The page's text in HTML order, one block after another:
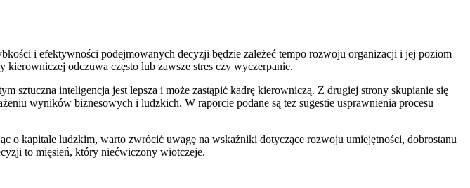
i efektywności podejmowanych decyzji będzie zależeć tempo rozwoju organizacji i jej poziom
odczuwa często lub zawsze stres czy wyczerpanie.
inteligencja jest lepsza i może zastąpić kadrę kierowniczą. Z drugiej strony skupianie się
wyników biznesowych i ludzkich. W raporcie podane są też sugestie usprawnienia procesu
o kapitale ludzkim, warto zwrócić uwagę na wskaźniki dotyczące rozwoju umiejętności, dobrostanu
to mięsień, który niećwiczony wiotczeje.